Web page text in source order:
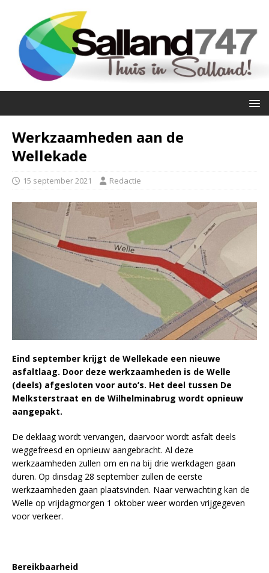
Werkzaamheden aan de
Wellekade
15 september 2021 Redactie
Eind september krijgt de Wellekade een nieuwe
asfaltlaag. Door deze werkzaamheden is de Welle
(deels) afgesloten voor auto’s. Het deel tussen De
Melksterstraat en de Wilhelminabrug wordt opnieuw
aangepakt.
De deklaag wordt vervangen, daarvoor wordt asfalt deels
weggefreesd en opnieuw aangebracht. Al deze
werkzaamheden zullen om en na bij drie werkdagen gaan
duren. Op dinsdag 28 september zullen de eerste
werkzaamheden gaan plaatsvinden. Naar verwachting kan de
Welle op vrijdagmorgen 1 oktober weer worden vrijgegeven
voor verkeer.
Bereikbaarheid